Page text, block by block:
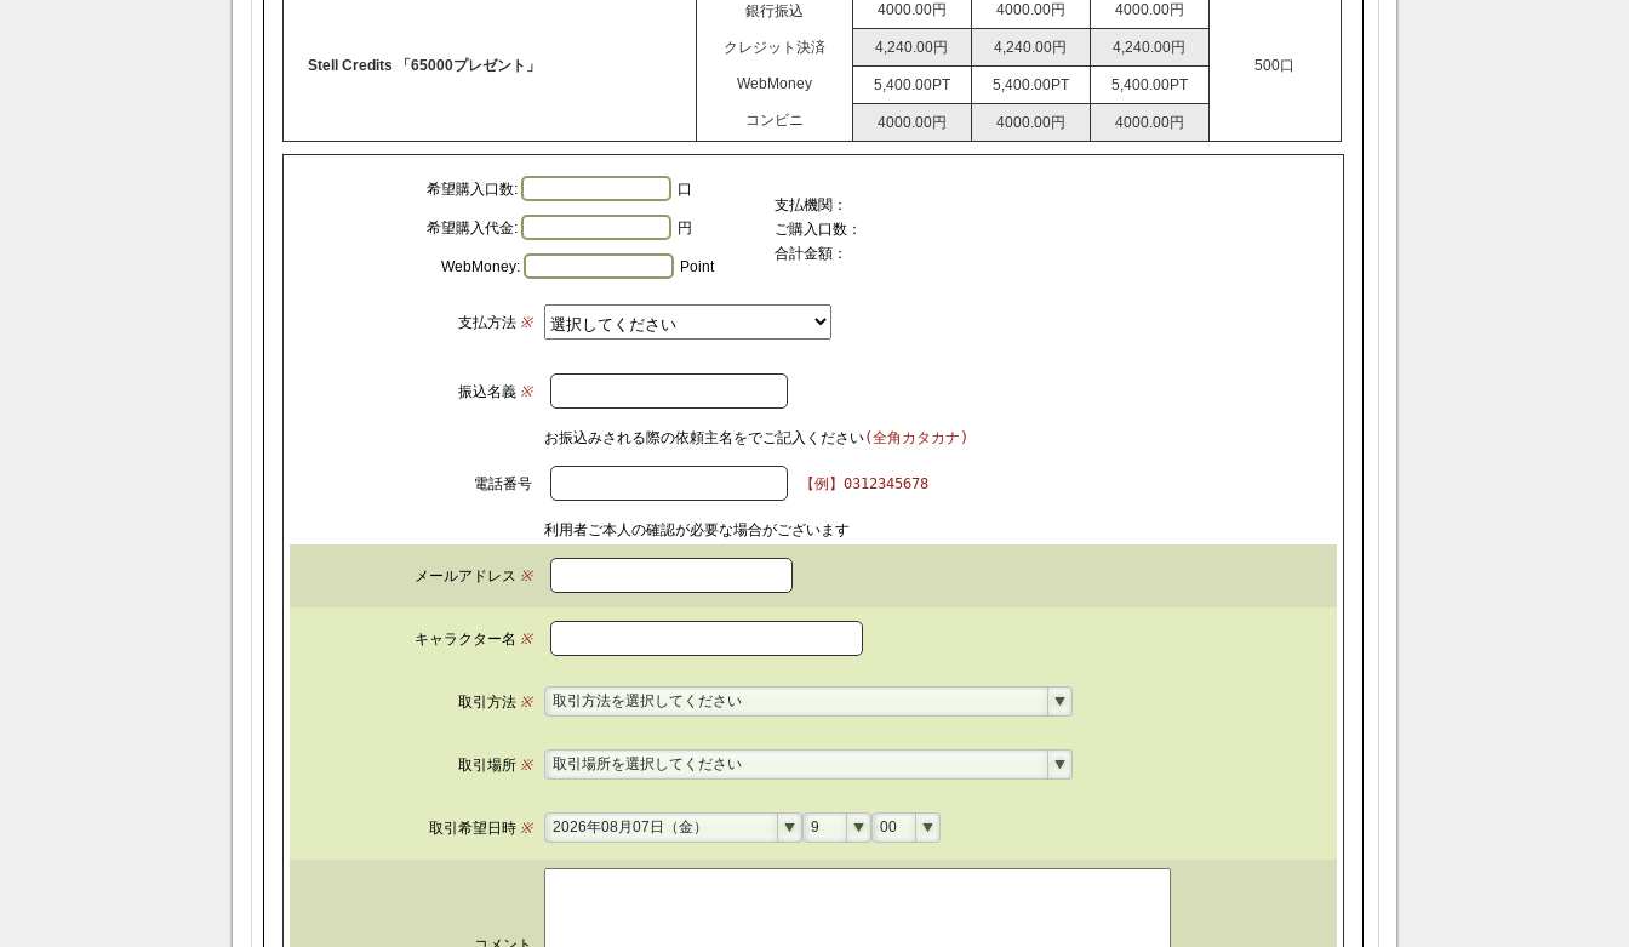
Stell Credits 「65000プレゼント」
銀行振込
クレジット決済
WebMoney
コンビニ
4000.00円 4000.00円 4000.00円
500口
4,240.00円 4,240.00円 4,240.00円
5,400.00PT 5,400.00PT 5,400.00PT
4000.00円 4000.00円 4000.00円
希望購入口数:
口
支払機関：
ご購入口数：
合計金額：
希望購入代金: 円
WebMoney: Point
支払方法※
振込名義※
お振込みされる際の依頼主名をでご記入ください(全角カタカナ)
電話番号 【例】0312345678
利用者ご本人の確認が必要な場合がございます
メールアドレス ※
キャラクター名 ※
取引方法※ 取引方法を選択してください
取引場所※ 取引場所を選択してください
取引希望日時※ 2026年08月07日（金） 9 00